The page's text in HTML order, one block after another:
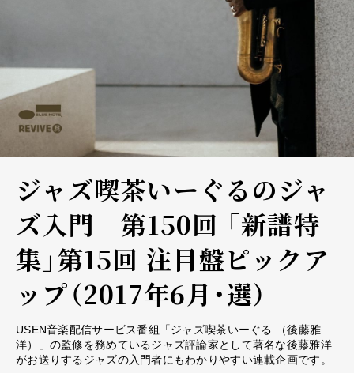
ジャズ喫茶いーぐるのジャ
ズ入門 第150回 「新譜特
集」第15回 注目盤ピックア
ップ（2017年6月・選）
USEN音楽配信サービス番組「ジャズ喫茶いーぐる （後藤雅
洋）」の監修を務めているジャズ評論家として著名な後藤雅洋
がお送りするジャズの入門者にもわかりやすい連載企画です。